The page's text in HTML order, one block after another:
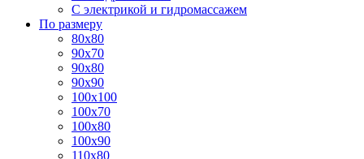
С электрикой и гидромассажем
По размеру
80x80
90x70
90x80
90x90
100x100
100x70
100x80
100x90
110x80